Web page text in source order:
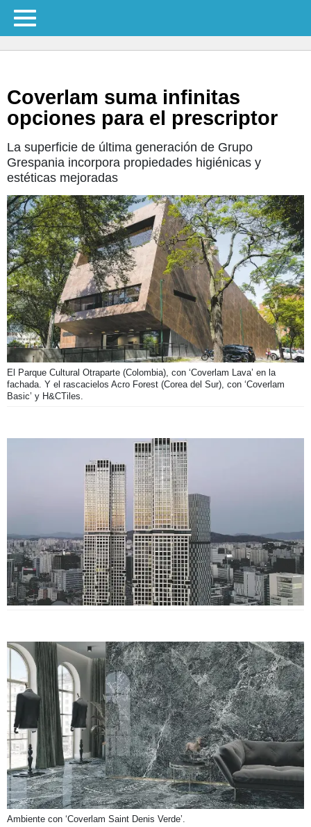
Coverlam suma infinitas
opciones para el prescriptor
La superficie de última generación de Grupo
Grespania incorpora propiedades higiénicas y
estéticas mejoradas
El Parque Cultural Otraparte (Colombia), con ‘Coverlam Lava’ en la
fachada. Y el rascacielos Acro Forest (Corea del Sur), con ‘Coverlam
Basic’ y H&CTiles.
Ambiente con ‘Coverlam Saint Denis Verde’.